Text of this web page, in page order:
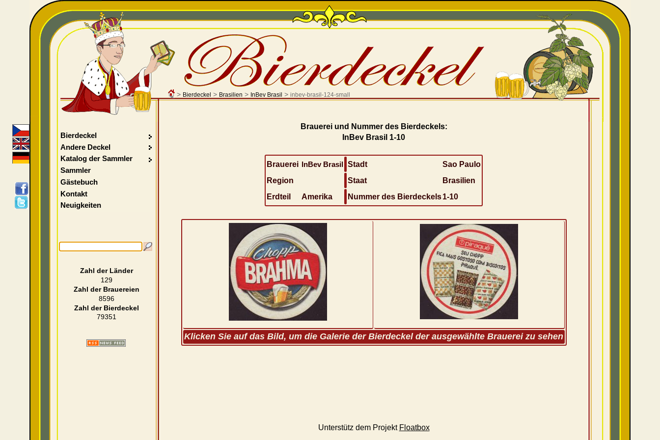
> Bierdeckel > Brasilien > InBev Brasil > inbev-brasil-124-small
Brauerei und Nummer des Bierdeckels:
InBev Brasil 1-10
Brauerei InBev Brasil Stadt
Sao Paulo
Region
Staat
Brasilien
Erdteil
Amerika Nummer des Bierdeckels1-10
Klicken Sie auf das Bild, um die Galerie der Bierdeckel der ausgewählte Brauerei zu sehen
Unterstütz dem Projekt Floatbox
Bierdeckel
Andere Deckel
Katalog der Sammler
Sammler
Gästebuch
Kontakt
Neuigkeiten
Zahl der Länder
129
Zahl der Brauereien
8596
Zahl der Bierdeckel
79351